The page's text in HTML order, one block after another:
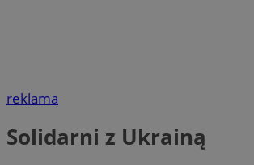
reklama
Solidarni z Ukrainą